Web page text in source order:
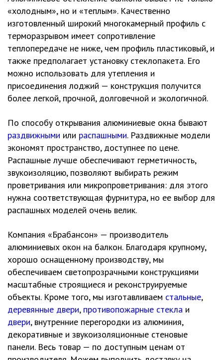
«холодным», но и «теплым». Качественно
изготовленный широкий многокамерный профиль с
терморазрывом имеет сопротивление
теплопередаче не ниже, чем профиль пластиковый, и
также предполагает установку стеклопакета. Его
можно использовать для утепления и
присоединения лоджий — конструкция получится
более легкой, прочной, долговечной и экологичной.
По способу открывания алюминиевые окна бывают
раздвижными или распашными. Раздвижные модели
экономят пространство, доступнее по цене.
Распашные лучше обеспечивают герметичность,
звукоизоляцию, позволяют выбирать режим
проветривания или микропроветривания: для этого
нужна соответствующая фурнитура, но ее выбор для
распашных моделей очень велик.
Компания «Брабансон» — производитель
алюминиевых окон на балкон. Благодаря крупному,
хорошо оснащенному производству, мы
обеспечиваем светопрозрачными конструкциями
масштабные строящиеся и реконструируемые
объекты. Кроме того, мы изготавливаем стальные,
деревянные двери, противопожарные стекла и
двери, внутренние перегородки из алюминия,
декоративные и звукоизоляционные стеновые
панели. Весь товар — по доступным ценам от